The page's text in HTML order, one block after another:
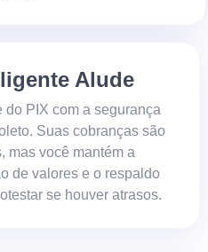
Alude
do PIX com a segurança
Suas cobranças são
mas você mantém a
de valores e o respaldo
se houver atrasos.